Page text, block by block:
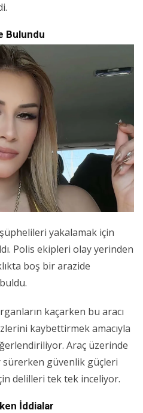
Bulundu
şüphelileri yakalamak için
Polis ekipleri olay yerinden
boş bir arazide
kaçarken bu aracı
kaybettirmek amacıyla
Araç üzerinde
sürerken güvenlik güçleri
delilleri tek tek inceliyor.
İddialar